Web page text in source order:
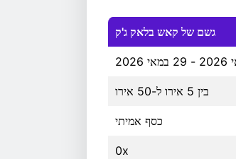
גשם של קאש בלאק ג'ק
בין 5 אירו ל-50 אירו
כסף אמיתי
0x